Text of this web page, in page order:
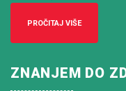
PROČITAJ VIŠE
ZNANJEM DO